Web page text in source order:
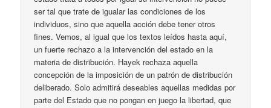
ser tal que trate de igualar las condiciones de los
individuos, sino que aquella acción debe tener otros
fines. Vemos, al igual que los textos leídos hasta aquí,
un fuerte rechazo a la intervención del estado en la
materia de distribución. Hayek rechaza aquella
concepción de la imposición de un patrón de distribución
deliberado. Solo admitirá deseables aquellas medidas por
parte del Estado que no pongan en juego la libertad, que